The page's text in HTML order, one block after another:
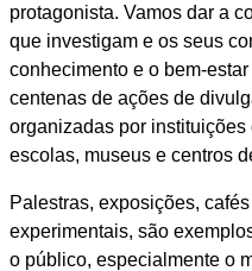
protagonista. Vamos dar a
que investigam e os seus
conhecimento e o bem-
centenas de ações de
organizadas por
escolas, museus e centros
Palestras, exposições,
experimentais, são
o público, especialmente o